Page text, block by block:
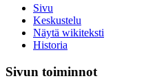
Sivu
Keskustelu
Näytä wikiteksti
Historia
Sivun toiminnot